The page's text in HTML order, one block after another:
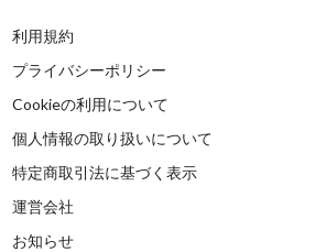
利用規約
プライバシーポリシー
Cookieの利用について
個人情報の取り扱いについて
特定商取引法に基づく表示
運営会社
お知らせ